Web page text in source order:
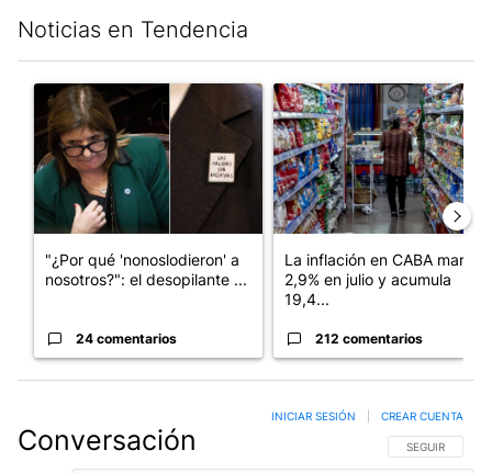
Noticias en Tendencia
Un artículo de tendencia con el título ""¿Por qué
"¿Por qué 'nonoslodieron' a
nosotros?": el desopilante ...
24 comentarios
Un artículo de tendencia con
La inflación en CABA marcó
2,9% en julio y acumula
19,4...
212 comentarios
Conversación SIGA ESTA
SEGUIR
INICIAR SESIÓN CREAR CUENTA